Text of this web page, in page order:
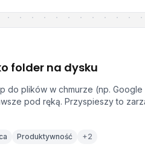
folder na dysku
do plików w chmurze (np. Google
pod ręką. Przyspieszy to
Produktywność +2